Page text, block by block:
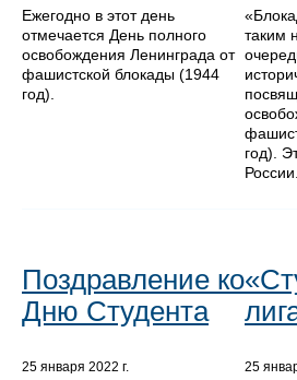
Ежегодно в этот день
отмечается День полного
освобождения Ленинграда от
фашистской блокады (1944
год).
таким
год).
России.
Поздравление ко
Дню Студента
25 января 2022 г. 25